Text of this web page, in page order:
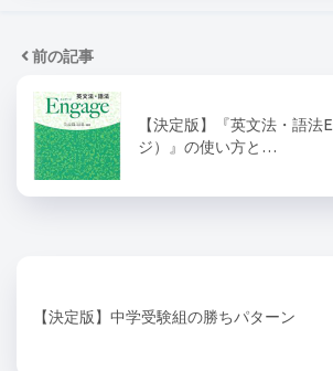
前の記事
【決定版】『英文法・語法
ジ）』の使い方と…
【決定版】中学受験組の勝ちパターン